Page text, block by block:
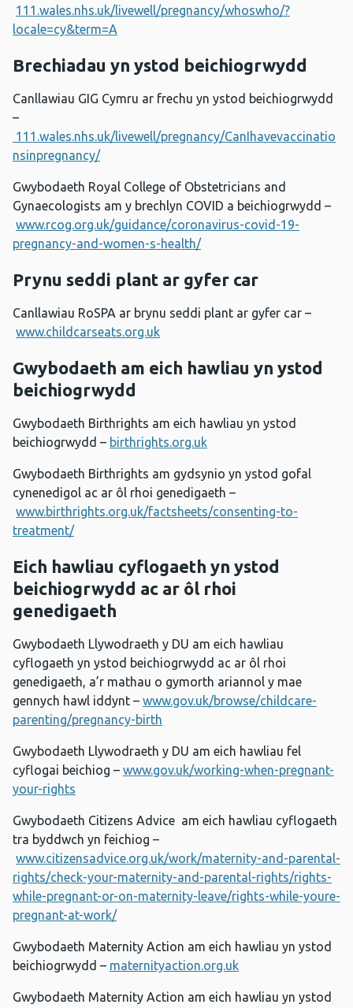
111.wales.nhs.uk/livewell/pregnancy/whoswho/?
locale=cy&term=A
Brechiadau yn ystod beichiogrwydd
Canllawiau GIG Cymru ar frechu yn ystod beichiogrwydd
–
111.wales.nhs.uk/livewell/pregnancy/CanIhavevaccinatio
nsinpregnancy/
Gwybodaeth Royal College of Obstetricians and
Gynaecologists am y brechlyn COVID a beichiogrwydd –
www.rcog.org.uk/guidance/coronavirus-covid-19-
pregnancy-and-women-s-health/
Prynu seddi plant ar gyfer car
Canllawiau RoSPA ar brynu seddi plant ar gyfer car –
www.childcarseats.org.uk
Gwybodaeth am eich hawliau yn ystod
beichiogrwydd
Gwybodaeth Birthrights am eich hawliau yn ystod
beichiogrwydd – birthrights.org.uk
Gwybodaeth Birthrights am gydsynio yn ystod gofal
cynenedigol ac ar ôl rhoi genedigaeth –
www.birthrights.org.uk/factsheets/consenting-to-
treatment/
Eich hawliau cyflogaeth yn ystod
beichiogrwydd ac ar ôl rhoi
genedigaeth
Gwybodaeth Llywodraeth y DU am eich hawliau
cyflogaeth yn ystod beichiogrwydd ac ar ôl rhoi
genedigaeth, a’r mathau o gymorth ariannol y mae
gennych hawl iddynt – www.gov.uk/browse/childcare-
parenting/pregnancy-birth
Gwybodaeth Llywodraeth y DU am eich hawliau fel
cyflogai beichiog – www.gov.uk/working-when-pregnant-
your-rights
Gwybodaeth Citizens Advice am eich hawliau cyflogaeth
tra byddwch yn feichiog –
www.citizensadvice.org.uk/work/maternity-and-parental-
rights/check-your-maternity-and-parental-rights/rights-
while-pregnant-or-on-maternity-leave/rights-while-youre-
pregnant-at-work/
Gwybodaeth Maternity Action am eich hawliau yn ystod
beichiogrwydd – maternityaction.org.uk
Gwybodaeth Maternity Action am eich hawliau yn ystod